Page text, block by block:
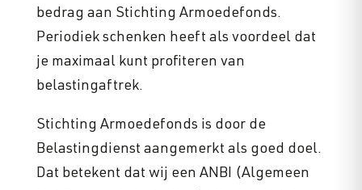
bedrag aan Stichting Armoedefonds.
Periodiek schenken heeft als voordeel dat
je maximaal kunt profiteren van
belastingaftrek.
Stichting Armoedefonds is door de
Belastingdienst aangemerkt als goed doel.
Dat betekent dat wij een ANBI (Algemeen